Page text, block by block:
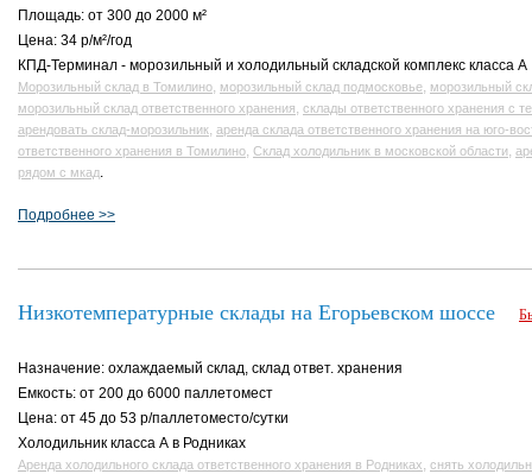
Площадь: от 300 до 2000 м²
Цена: 34 р/м²/год
КПД-Терминал - морозильный и холодильный складской комплекс класса A
Морозильный склад в Томилино, морозильный склад подмосковье, морозильный
морозильный склад ответственного хранения, склады ответственного хранения с
арендовать склад-морозильник, аренда склада ответственного хранения на юго-
ответственного хранения в Томилино, Склад холодильник в московской области,
рядом с мкад.
Подробнее >>
Низкотемпературные склады на Егорьевском шоссе
Назначение: охлаждаемый склад, склад ответ. хранения
Емкость: от 200 до 6000 паллетомест
Цена: от 45 до 53 р/паллетоместо/сутки
Холодильник класса А в Родниках
Аренда холодильного склада ответственного хранения в Родниках, снять